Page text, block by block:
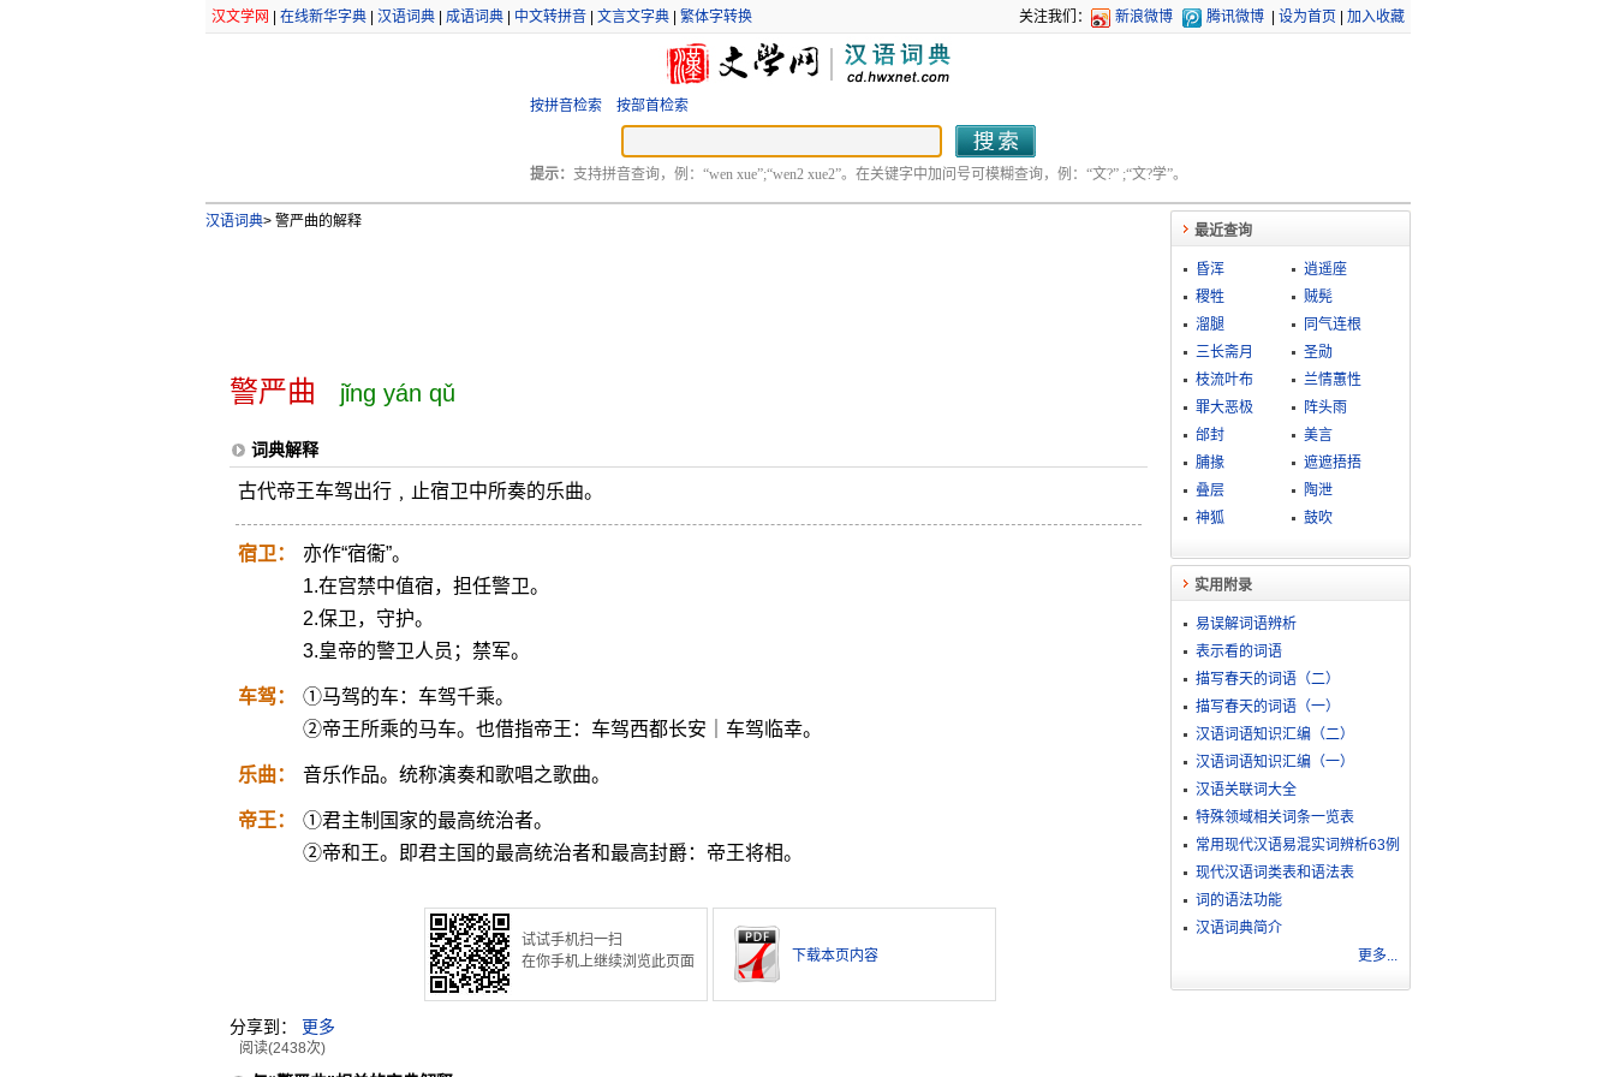
汉文学网 在线新华字典| 汉语词典| 成语词典| 中文转拼音| 文言文字典| 繁体字转换 关注我们： 新浪微博 腾讯微博 设为首页 加入收藏
按拼音检索 按部首检索
提示： 支持拼音查询，例：“wen xue”;“wen2 xue2”。在关键字中加问号可模糊查询，例：“文?” ;“文?学”。
汉语词典>警严曲的解释
警严曲 jǐng yán qǔ
词典解释
古代帝王车驾出行﹐止宿卫中所奏的乐曲。
宿卫：
亦作“宿衞”。
1.在宫禁中值宿，担任警卫。
2.保卫，守护。
3.皇帝的警卫人员；禁军。
车驾：
①马驾的车：车驾千乘。
②帝王所乘的马车。也借指帝王：车驾西都长安｜车驾临幸。
乐曲： 音乐作品。统称演奏和歌唱之歌曲。
帝王：
①君主制国家的最高统治者。
②帝和王。即君主国的最高统治者和最高封爵：帝王将相。
试试手机扫一扫
在你手机上继续浏览此页面
下载本页内容
分享到： 更多
阅读(2438次)
最近查询
昏浑
逍遥座
稷牲
贼髡
溜腿
同气连根
三长斋月
圣勋
枝流叶布
兰情蕙性
罪大恶极
阵头雨
邰封
美言
脯掾
遮遮捂捂
叠层
陶泄
神狐
鼓吹
实用附录
易误解词语辨析
表示看的词语
描写春天的词语（二）
描写春天的词语（一）
汉语词语知识汇编（二）
汉语词语知识汇编（一）
汉语关联词大全
特殊领域相关词条一览表
常用现代汉语易混实词辨析63例
现代汉语词类表和语法表
词的语法功能
汉语词典简介
更多...